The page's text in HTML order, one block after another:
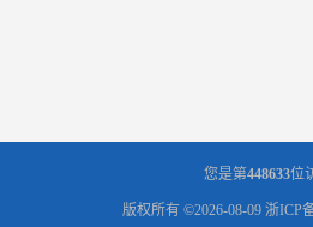
您是第448633位
版权所有 ©2026-08-09 浙ICP